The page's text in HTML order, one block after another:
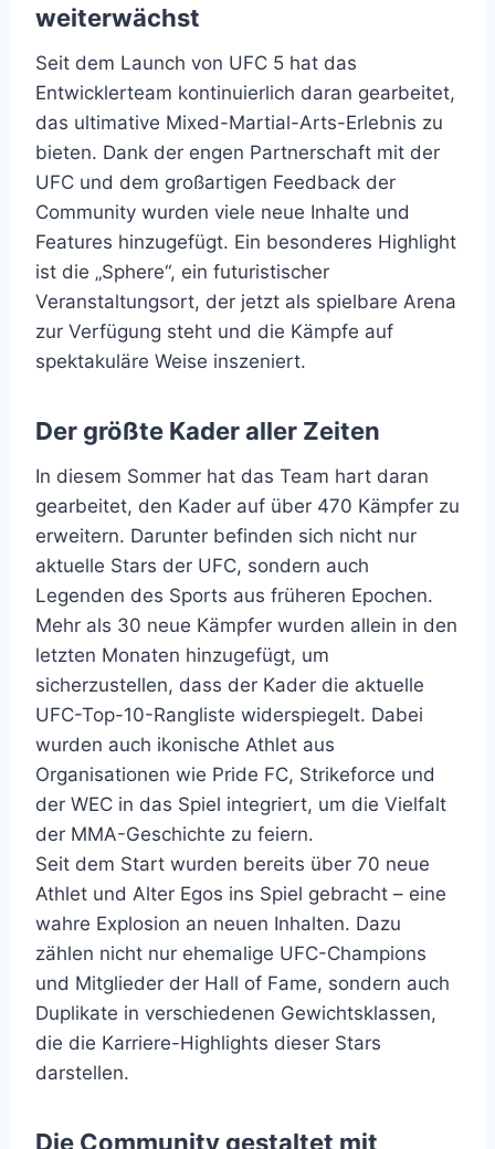
weiterwächst
Seit dem Launch von UFC 5 hat das
Entwicklerteam kontinuierlich daran gearbeitet,
das ultimative Mixed-Martial-Arts-Erlebnis zu
bieten. Dank der engen Partnerschaft mit der
UFC und dem großartigen Feedback der
Community wurden viele neue Inhalte und
Features hinzugefügt. Ein besonderes Highlight
ist die „Sphere“, ein futuristischer
Veranstaltungsort, der jetzt als spielbare Arena
zur Verfügung steht und die Kämpfe auf
spektakuläre Weise inszeniert.
Der größte Kader aller Zeiten
In diesem Sommer hat das Team hart daran
gearbeitet, den Kader auf über 470 Kämpfer zu
erweitern. Darunter befinden sich nicht nur
aktuelle Stars der UFC, sondern auch
Legenden des Sports aus früheren Epochen.
Mehr als 30 neue Kämpfer wurden allein in den
letzten Monaten hinzugefügt, um
sicherzustellen, dass der Kader die aktuelle
UFC-Top-10-Rangliste widerspiegelt. Dabei
wurden auch ikonische Athlet aus
Organisationen wie Pride FC, Strikeforce und
der WEC in das Spiel integriert, um die Vielfalt
der MMA-Geschichte zu feiern.
Seit dem Start wurden bereits über 70 neue
Athlet und Alter Egos ins Spiel gebracht – eine
wahre Explosion an neuen Inhalten. Dazu
zählen nicht nur ehemalige UFC-Champions
und Mitglieder der Hall of Fame, sondern auch
Duplikate in verschiedenen Gewichtsklassen,
die die Karriere-Highlights dieser Stars
darstellen.
Die Community gestaltet mit